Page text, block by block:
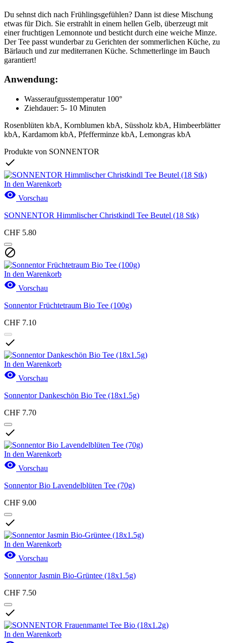
Du sehnst dich nach Frühlingsgefühlen? Dann ist diese Mischung
etwas für Dich. Sie erstrahlt in einem hellen Gelb, überzeugt mit
einer fruchtigen Lemonnote und besticht durch eine weiche Minze.
Der Tee passt wunderbar zu Gerichten der sommerlichen Küche, zu
Bärlauch und zur mediterranen Küche. Schmetterlinge im Bauch
garantiert!
Anwendung:
Wasseraufgusstemperatur 100°
Ziehdauer: 5- 10 Minuten
Rosenblüten kbA, Kornblumen kbA, Süssholz kbA, Himbeerblätter
kbA, Kardamom kbA, Pfefferminze kbA, Lemongras kbA
Produkte von SONNENTOR

In den Warenkorb
 Vorschau
SONNENTOR Himmlischer Christkindl Tee Beutel (18 Stk)
CHF 5.80

In den Warenkorb
 Vorschau
Sonnentor Früchtetraum Bio Tee (100g)
CHF 7.10

In den Warenkorb
 Vorschau
Sonnentor Dankeschön Bio Tee (18x1.5g)
CHF 7.70

In den Warenkorb
 Vorschau
Sonnentor Bio Lavendelblüten Tee (70g)
CHF 9.00

In den Warenkorb
 Vorschau
Sonnentor Jasmin Bio-Grüntee (18x1.5g)
CHF 7.50

In den Warenkorb